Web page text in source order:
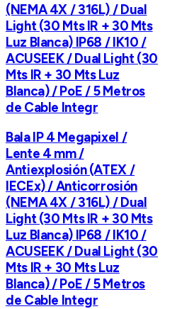
(NEMA 4X / 316L) / Dual
Light (30 Mts IR + 30 Mts
Luz Blanca) IP68 / IK10 /
ACUSEEK / Dual Light (30
Mts IR + 30 Mts Luz
Blanca) / PoE / 5 Metros
de Cable Integr
Bala IP 4 Megapixel /
Lente 4 mm /
Antiexplosión (ATEX /
IECEx) / Anticorrosión
(NEMA 4X / 316L) / Dual
Light (30 Mts IR + 30 Mts
Luz Blanca) IP68 / IK10 /
ACUSEEK / Dual Light (30
Mts IR + 30 Mts Luz
Blanca) / PoE / 5 Metros
de Cable Integr